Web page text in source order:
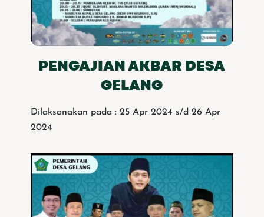
PENGAJIAN AKBAR DESA
GELANG
Dilaksanakan pada : 25 Apr 2024 s/d 26 Apr
2024